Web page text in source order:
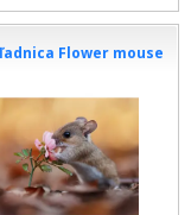
Flower mouse